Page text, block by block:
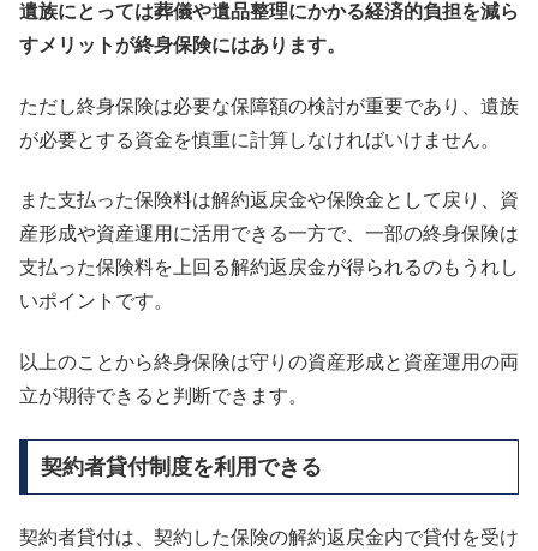
遺族にとっては葬儀や遺品整理にかかる経済的負担を減ら
すメリットが終身保険にはあります。
ただし終身保険は必要な保障額の検討が重要であり、遺族
が必要とする資金を慎重に計算しなければいけません。
また支払った保険料は解約返戻金や保険金として戻り、資
産形成や資産運用に活用できる一方で、一部の終身保険は
支払った保険料を上回る解約返戻金が得られるのもうれし
いポイントです。
以上のことから終身保険は守りの資産形成と資産運用の両
立が期待できると判断できます。
契約者貸付制度を利用できる
契約者貸付は、契約した保険の解約返戻金内で貸付を受け